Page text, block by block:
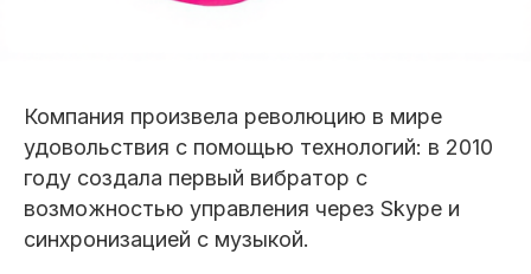
Компания произвела революцию в мире
удовольствия с помощью технологий: в 2010
году создала первый вибратор с
возможностью управления через Skype и
синхронизацией с музыкой.